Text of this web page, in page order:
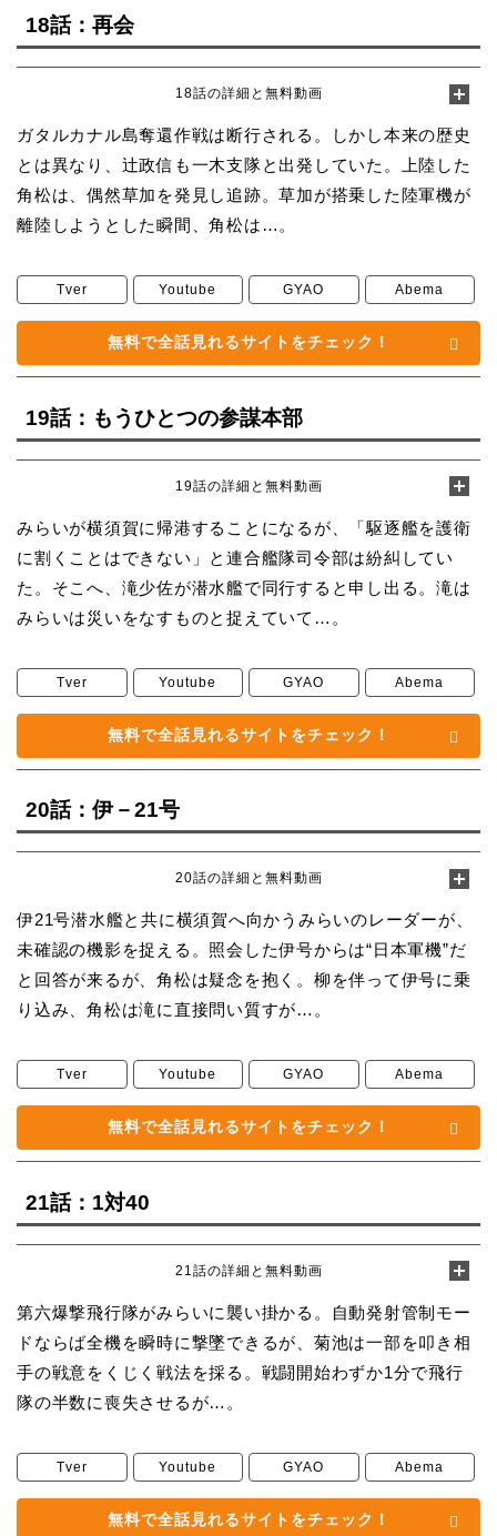
18話：再会
18話の詳細と無料動画
ガタルカナル島奪還作戦は断行される。しかし本来の歴史
とは異なり、辻政信も一木支隊と出発していた。上陸した
角松は、偶然草加を発見し追跡。草加が搭乗した陸軍機が
離陸しようとした瞬間、角松は…。
Tver Youtube GYAO Abema
無料で全話見れるサイトをチェック！
19話：もうひとつの参謀本部
19話の詳細と無料動画
みらいが横須賀に帰港することになるが、「駆逐艦を護衛
に割くことはできない」と連合艦隊司令部は紛糾してい
た。そこへ、滝少佐が潜水艦で同行すると申し出る。滝は
みらいは災いをなすものと捉えていて…。
Tver Youtube GYAO Abema
無料で全話見れるサイトをチェック！
20話：伊－21号
20話の詳細と無料動画
伊21号潜水艦と共に横須賀へ向かうみらいのレーダーが、
未確認の機影を捉える。照会した伊号からは“日本軍機”だ
と回答が来るが、角松は疑念を抱く。柳を伴って伊号に乗
り込み、角松は滝に直接問い質すが…。
Tver Youtube GYAO Abema
無料で全話見れるサイトをチェック！
21話：1対40
21話の詳細と無料動画
第六爆撃飛行隊がみらいに襲い掛かる。自動発射管制モー
ドならば全機を瞬時に撃墜できるが、菊池は一部を叩き相
手の戦意をくじく戦法を採る。戦闘開始わずか1分で飛行
隊の半数に喪失させるが…。
Tver Youtube GYAO Abema
無料で全話見れるサイトをチェック！